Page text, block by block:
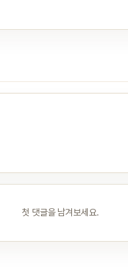
첫 댓글을 남겨보세요.